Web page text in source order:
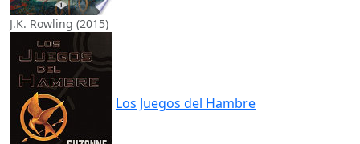
J.K. Rowling (2015)
Los Juegos del Hambre